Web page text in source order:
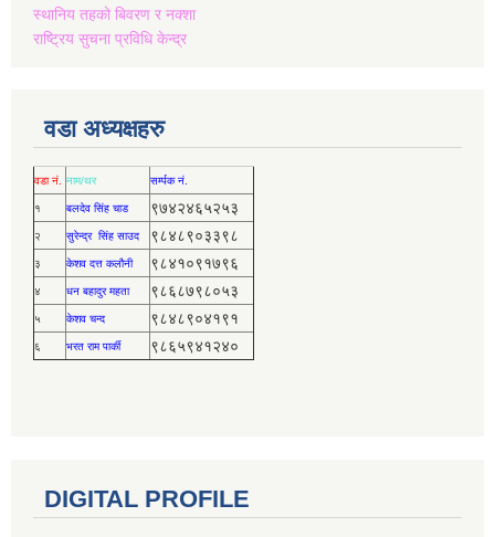
स्थानिय तहको बिवरण र नक्शा
राष्ट्रिय सुचना प्रविधि केन्द्र
वडा अध्यक्षहरु
वडा नं. नाम/थर सर्म्पक नं.
१ बलदेव सिंह चाड ९७४२४६५२५३
२ सुरेन्द्र सिंह साउद ९८४८९०३३९८
३ केशव दत्त कलौनी ९८४१०९१७९६
४ धन बहादुर महता ९८६८७९८०५३
५ केशव चन्द ९८४८९०४१९१
६ भरत राम पार्की ९८६५९४१२४०
DIGITAL PROFILE